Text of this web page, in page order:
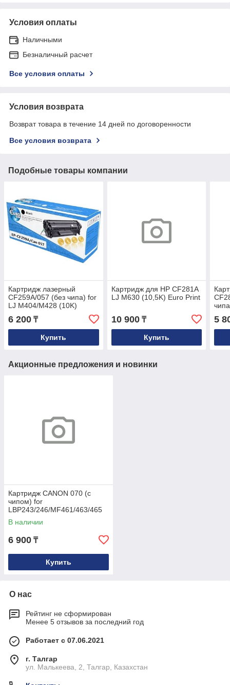
Условия оплаты
Наличными
Безналичный расчет
Все условия оплаты
Условия возврата
Возврат товара в течение 14 дней по договоренности
Все условия возврата
Подобные товары компании
Картридж лазерный
CF259A/057 (без чипа) for
LJ M404/M428 (10K)
6 200 ₸
Купить
Картридж для HP CF281A
LJ M630 (10,5K) Euro Print
10 900₸
Купить
5
Акционные предложения и новинки
Картридж CANON 070 (с
чипом) for
LBP243/246/MF461/463/465
(10.2K) Euro Print
В наличии
6 900 ₸
Купить
О нас
Рейтинг не сформирован
Менее 5 отзывов за последний год
Работает с 07.06.2021
г. Талгар
ул. Малькеева, 2, Талгар, Казахстан